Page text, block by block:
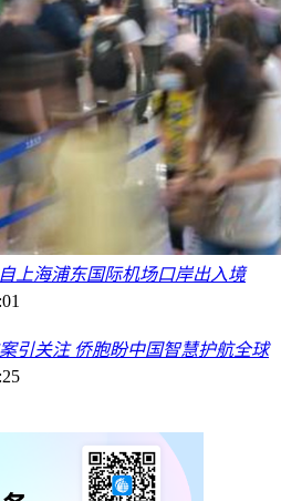
上海浦东国际机场口岸出入境
引关注 侨胞盼中国智慧护航全球